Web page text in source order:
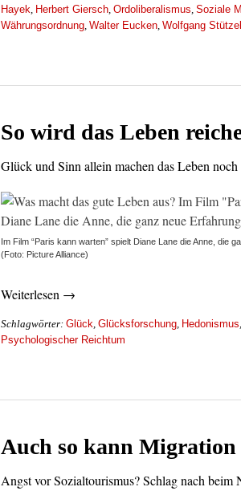
Hayek, Herbert Giersch, Ordoliberalismus, Soziale
Währungsordnung, Walter Eucken, Wolfgang Stützel
So wird das Leben
Glück und Sinn allein machen das Leben
Im Film “Paris kann warten” spielt Diane Lane die Anne, die
(Foto: Picture Alliance)
Weiterlesen →
Schlagwörter: Glück Glücksforschung Hedonismus
Psychologischer Reichtum
Auch so kann Migration
Angst vor Sozialtourismus? Schlag nach beim